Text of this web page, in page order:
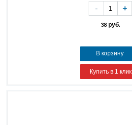
38руб.
- +
В корзину
Купить в 1 клик